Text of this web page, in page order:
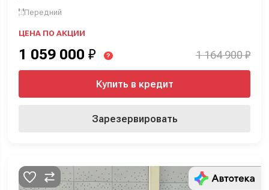
Передний
ЦЕНА ПО АКЦИИ
1 059 000 ₽ ? 1 164 900 ₽
Купить в кредит
Зарезервировать